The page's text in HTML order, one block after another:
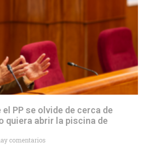
el PP se olvide de cerca de
quiera abrir la piscina de
comentarios